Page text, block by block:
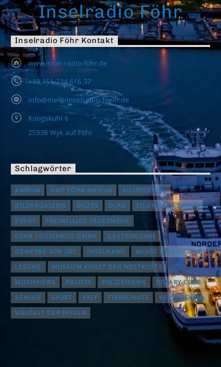
Inselradio Föhr
Inselradio Föhr Kontakt
www.insel-radio-föhr.de
+49 151 234 616 37
info@mein-inselradio-foehr.de
Koogskuhl 6
25938 Wyk auf Föhr
Schlagwörter
AMRUM AMT FÖHR AMRUM
AUSBILDUNG
BILDERGALERIE
DGZRS DLRG
EILUN-FEER-SKUUL
EVENT
FREIWILLIGE FEUERWEHR
FÖHR TOURISMUS GMBH
GASTRONOMIE
GEWERBE VOR ORT
INSELNEWS
KUNST UND KULTUR
LESUNG
MUSEUM KUNST DER WESTKÜSTE
MUSIKNEWS
POLITIK POLIZEINEWS
ROTARY CLUB
SCHULE
SPORT SYLT TIERSCHUTZ
VERSORGUNG
VIELFALT DER INSELN